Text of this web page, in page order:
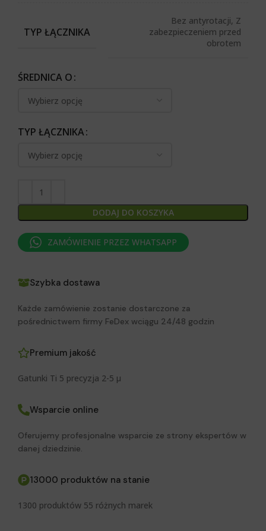
TYP ŁĄCZNIKA
Bez antyrotacji, Z
zabezpieczeniem przed
obrotem
ŚREDNICA O
TYP ŁĄCZNIKA
DODAJ DO KOSZYKA
ZAMÓWIENIE PRZEZ WHATSAPP
Szybka dostawa
Każde zamówienie zostanie dostarczone za
pośrednictwem firmy FeDex wciągu 24/48 godzin
Premium jakość
Gatunki Ti 5 precyzja 2-5 μ
Wsparcie online
Oferujemy profesjonalne wsparcie ze strony ekspertów w
danej dziedzinie.
13000 produktów na stanie
1300 produktów 55 różnych marek